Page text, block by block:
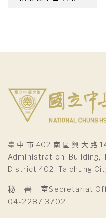
臺中市402南區興大路
Administration Building,
District 402, Taichung
秘 書 室Secretariat
04-2287 3702